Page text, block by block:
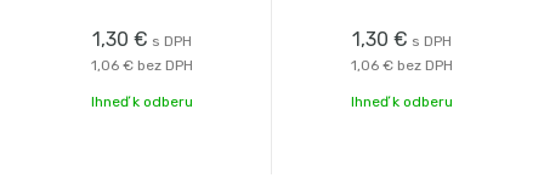
1,30 € s DPH
1,06 € bez DPH
Ihneď k odberu
1,30 € s DPH
1,06 € bez DPH
Ihneď k odberu